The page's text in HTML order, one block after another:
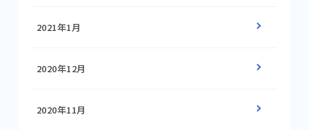
2021年1月
2020年12月
2020年11月